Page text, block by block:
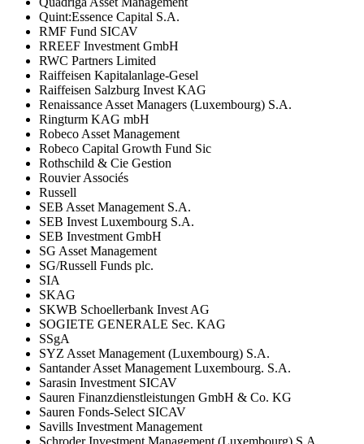
Quint:Essence Capital S.A.
RMF Fund SICAV
RREEF Investment GmbH
RWC Partners Limited
Raiffeisen Kapitalanlage-Gesel
Raiffeisen Salzburg Invest KAG
Renaissance Asset Managers (Luxembourg) S.A.
Ringturm KAG mbH
Robeco Asset Management
Robeco Capital Growth Fund Sic
Rothschild & Cie Gestion
Rouvier Associés
Russell
SEB Asset Management S.A.
SEB Invest Luxembourg S.A.
SEB Investment GmbH
SG Asset Management
SG/Russell Funds plc.
SIA
SKAG
SKWB Schoellerbank Invest AG
SOGIETE GENERALE Sec. KAG
SSgA
SYZ Asset Management (Luxembourg) S.A.
Santander Asset Management Luxembourg. S.A.
Sarasin Investment SICAV
Sauren Finanzdienstleistungen GmbH & Co. KG
Sauren Fonds-Select SICAV
Savills Investment Management
Schroder Investment Management (Luxembourg) S.A.